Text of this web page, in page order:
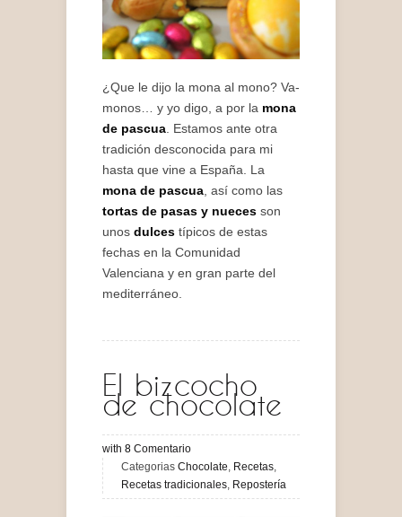
¿Que le dijo la mona al mono? Va-
monos… y yo digo, a por la mona
de pascua . Estamos ante otra
tradición desconocida para mi
hasta que vine a España. La
mona de pascua , así como las
tortas de pasas y nueces son
unos dulces típicos de estas
fechas en la Comunidad
Valenciana y en gran parte del
mediterráneo.
El bizcocho
de chocolate
with 8 Comentario
Categorias Chocolate Recetas
Recetas tradicionales Repostería